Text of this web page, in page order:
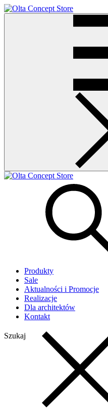
Produkty
Sale
Aktualności i Promocje
Realizacje
Dla architektów
Kontakt
Szukaj